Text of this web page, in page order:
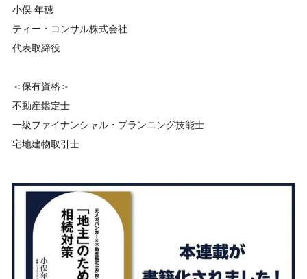
小俣 年穂
ティー・コンサル株式会社
代表取締役
＜保有資格＞
不動産鑑定士
一級ファイナンシャル・プランニング技能士
宅地建物取引士